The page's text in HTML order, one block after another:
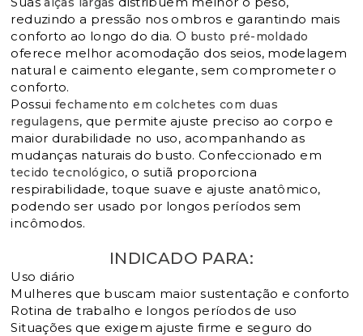
reduzindo a pressão nos ombros e garantindo mais
conforto ao longo do dia. O busto pré-moldado
oferece melhor acomodação dos seios, modelagem
natural e caimento elegante, sem comprometer o
conforto.
Possuifechamento em colchetes com duas
regulagens, que permite ajuste preciso ao corpo e
maior durabilidade no uso, acompanhando as
mudanças naturais do busto. Confeccionado em
tecido tecnológico, o sutiã proporciona
respirabilidade, toque suave e ajuste anatômico,
podendo ser usado por longos períodos sem
incômodos.
INDICADO PARA:
Uso diário
Mulheres que buscam maior sustentação e conforto
Rotina de trabalho e longos períodos de uso
Situações que exigem ajuste firme e seguro do